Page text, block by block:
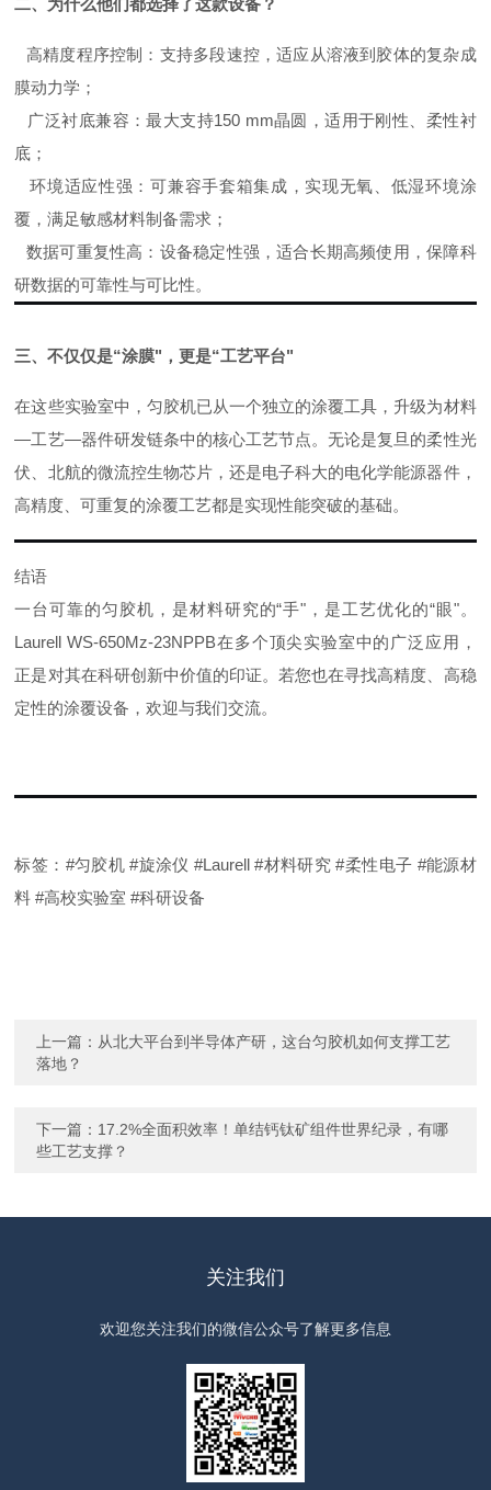
二、为什么他们都选择了这款设备？
高精度程序控制 ：支持多段速控，适应从溶液到胶体的复杂成
膜动力学；
广泛衬底兼容 ：最大支持150 mm晶圆，适用于刚性、柔性衬
底；
环境适应性强 ：可兼容手套箱集成，实现无氧、低湿环境涂
覆，满足敏感材料制备需求；
数据可重复性高 ：设备稳定性强，适合长期高频使用，保障科
研数据的可靠性与可比性。
三、不仅仅是“涂膜" ，更是“工艺平台"
在这些实验室中， 匀胶机已从一个独立的涂覆工具，升级为材料
—工艺—器件研发链条中的核心工艺节点。无论是复旦的柔性光
伏、北航的微流控生物芯片，还是电子科大的电化学能源器件，
高精度、可重复的涂覆工艺都是实现性能突破的基础。
结语
一台可靠的匀胶机 ，是材料研究的“手" ，是工艺优化的“眼"。
Laurell WS-650Mz-23NPPB在多个顶尖实验室中的广泛应用，
正是对其在科研创新中价值的印证。若您也在寻找高精度、高稳
定性的涂覆设备，欢迎与我们交流。
标签 ： #匀胶机#旋涂仪 #Laurell #材料研究 #柔性电子 #能源材
料 #高校实验室 #科研设备
上一篇： 从北大平台到半导体产研，这台匀胶机如何支撑工艺
落地？
下一篇： 17.2%全面积效率！单结钙钛矿组件世界纪录，有哪
些工艺支撑？
关注我们
欢迎您关注我们的微信公众号了解更多信息